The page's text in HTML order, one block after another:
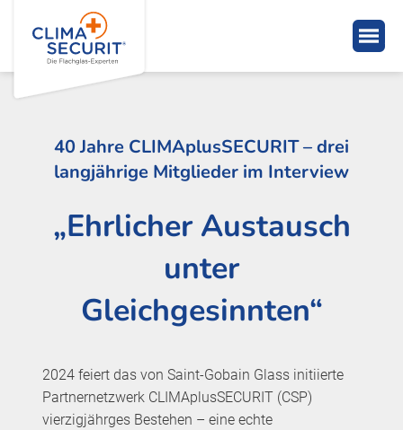
40 Jahre CLIMAplusSECURIT – drei
langjährige Mitglieder im Interview
„Ehrlicher Austausch
unter
Gleichgesinnten“
2024 feiert das von Saint-Gobain Glass initiierte
Partnernetzwerk CLIMAplusSECURIT (CSP)
vierzigjährges Bestehen – eine echte